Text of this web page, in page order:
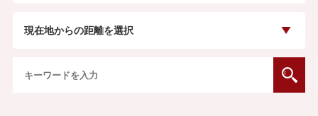
現在地からの距離を選択